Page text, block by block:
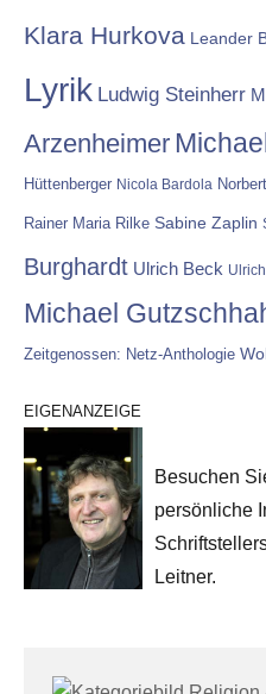
Klara Hurkova Leander
Lyrik Ludwig Steinherr
Arzenheimer
Hüttenberger Nicola Bardola
Rainer Maria Rilke Sabine Zaplin
Burghardt Ulrich Beck
Michael
Zeitgenossen: Netz-Anthologie
EIGENANZEIGE
Besuchen
persönliche
Leitner.